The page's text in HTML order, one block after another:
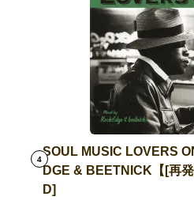
4
SOUL MUSIC LOVERS
DGE & BEETNICK【[再
D]